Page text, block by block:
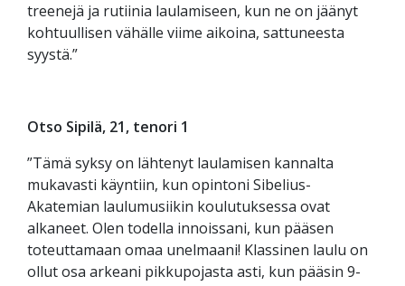
treenejä ja rutiinia laulamiseen, kun ne on jäänyt
kohtuullisen vähälle viime aikoina, sattuneesta
syystä.”
Otso Sipilä, 21, tenori 1
”Tämä syksy on lähtenyt laulamisen kannalta
mukavasti käyntiin, kun opintoni Sibelius-
Akatemian laulumusiikin koulutuksessa ovat
alkaneet. Olen todella innoissani, kun pääsen
toteuttamaan omaa unelmaani! Klassinen laulu on
ollut osa arkeani pikkupojasta asti, kun pääsin 9-